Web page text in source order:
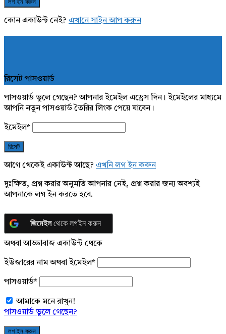
কোন একাউন্ট নেই? এখানে সাইন আপ করুন
রিসেট পাসওয়ার্ড
পাসওয়ার্ড ভুলে গেছেন? আপনার ইমেইল এড্রেস দিন। ইমেইলের মাধ্যমে
আপনি নতুন পাসওয়ার্ড তৈরির লিংক পেয়ে যাবেন।
ইমেইল*
আগে থেকেই একাউন্ট আছে? এখনি লগ ইন করুন
দুঃক্ষিত, প্রশ্ন করার অনুমতি আপনার নেই, প্রশ্ন করার জন্য অবশ্যই
আপনাকে লগ ইন করতে হবে.
জিমেইলথেকে লগইন করুন
অথবা আড্ডাবাজ একাউন্ট থেকে
ইউজারের নাম অথবা ইমেইল*
পাসওয়ার্ড*
আমাকে মনে রাখুন!
পাসওয়ার্ড ভুলে গেছেন?